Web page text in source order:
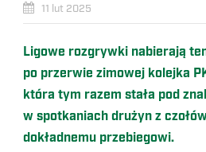
11 lut 2025
Ligowe rozgrywki nabierają
po przerwie zimowej kolejka
która tym razem stała pod
w spotkaniach drużyn z
dokładnemu przebiegowi.